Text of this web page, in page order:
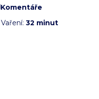
Komentáře
Vaření: 32 minut